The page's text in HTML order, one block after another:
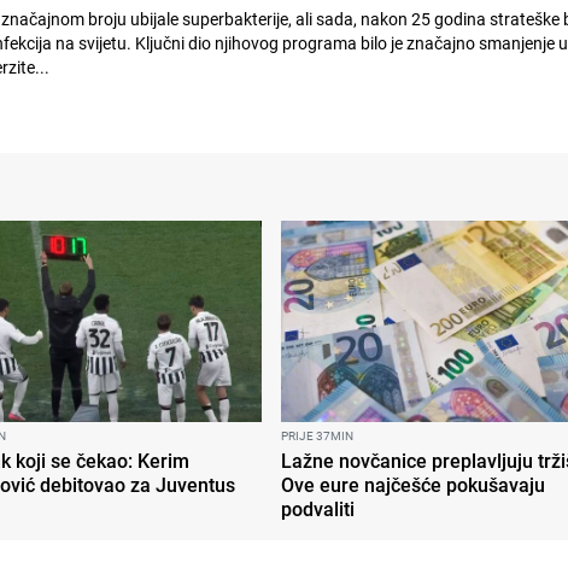
broju ubijale superbakterije, ali sada, nakon 25 godina strateške
na svijetu. Ključni dio njihovog programa bilo je značajno smanjenje
Univerzite...
koji se čekao: Kerim
debitovao za Juventus
PRIJE 37MIN
Lažne novčanice preplavljuju
Ove eure najčešće pokušavaju
podvaliti